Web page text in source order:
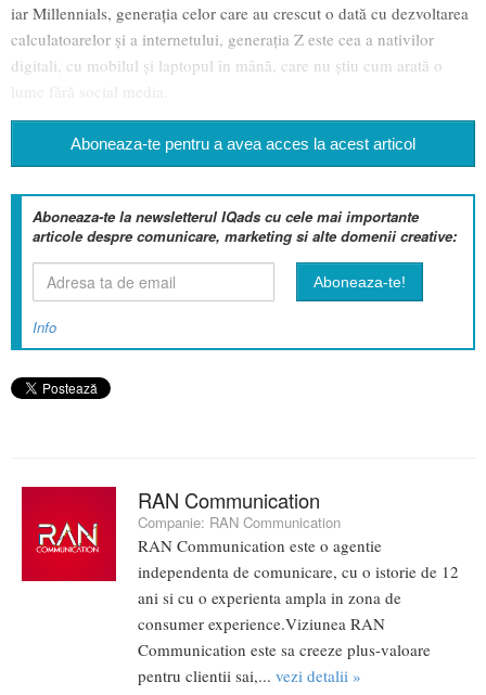
iar Millennials, generația celor care au crescut o dată cu dezvoltarea
calculatoarelor și a internetului, generația Z este cea a nativilor
digitali, cu mobilul și laptopul în mână, care nu știu cum arată o
lume fără social media.
Aboneaza-te pentru a avea acces la acest articol
Aboneaza-te la newsletterul IQads cu cele mai importante
articole despre comunicare, marketing si alte domenii creative:
Info
RAN Communication
Companie: RAN Communication
RAN Communication este o agentie
independenta de comunicare, cu o istorie de 12
ani si cu o experienta ampla in zona de
consumer experience.Viziunea RAN
Communication este sa creeze plus-valoare
pentru clientii sai,... vezi detalii »